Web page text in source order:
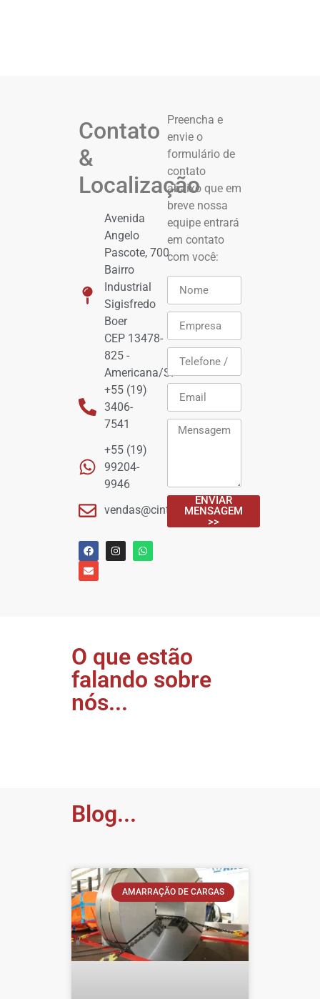
Contato
&
Localização
Avenida
Angelo
Pascote, 700
Bairro
Industrial
Sigisfredo
Boer
CEP 13478-
825 -
Americana/SP
+55 (19)
3406-
7541
+55 (19)
99204-
9946
vendas@cintamax.com.br
Preencha e
envie o
formulário de
contato
abaixo que em
breve nossa
equipe entrará
em contato
com você:
ENVIAR
MENSAGEM
>>
O que estão
falando sobre
nós...
Blog...
AMARRAÇÃO DE CARGAS